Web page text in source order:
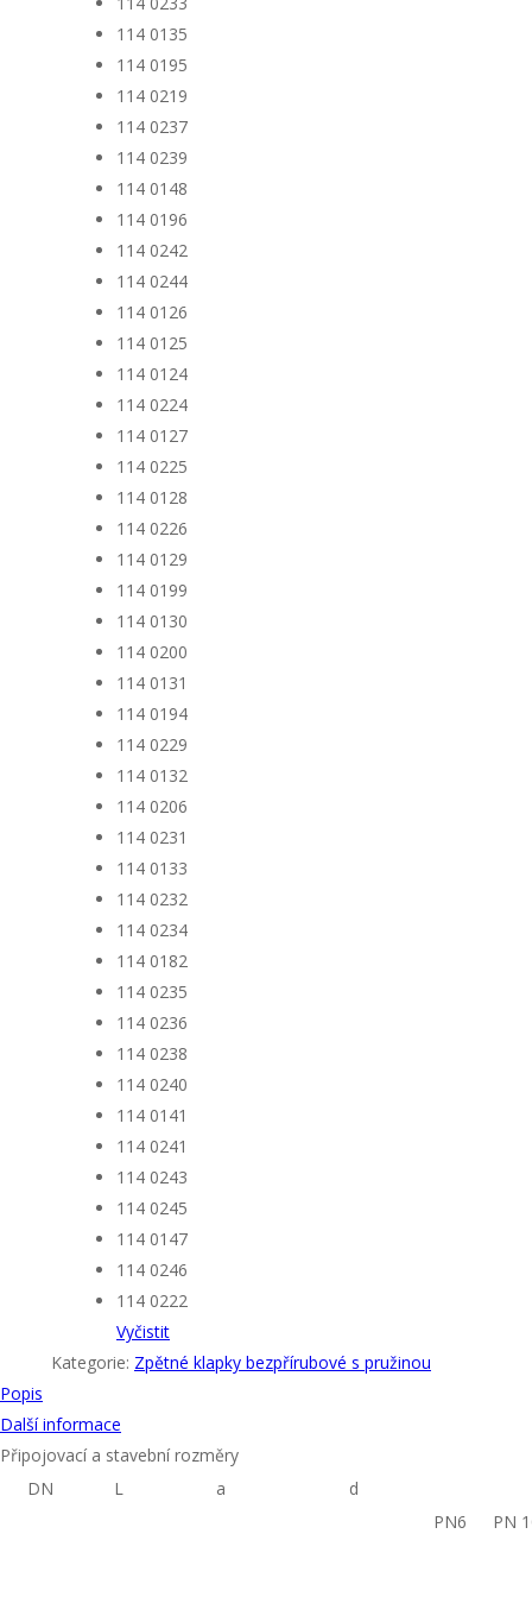
114 0135
114 0195
114 0219
114 0237
114 0239
114 0148
114 0196
114 0242
114 0244
114 0126
114 0125
114 0124
114 0224
114 0127
114 0225
114 0128
114 0226
114 0129
114 0199
114 0130
114 0200
114 0131
114 0194
114 0229
114 0132
114 0206
114 0231
114 0133
114 0232
114 0234
114 0182
114 0235
114 0236
114 0238
114 0240
114 0141
114 0241
114 0243
114 0245
114 0147
114 0246
114 0222
Vyčistit
Kategorie: Zpětné klapky bezpřírubové s pružinou
Popis
Další informace
Připojovací a stavební rozměry
DN
L a
d
PN6
PN